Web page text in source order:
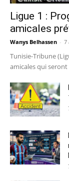
Ligue 1 :
amicales
Wanys Belhassen - 7
Tunisie-Tribune
amicales qui